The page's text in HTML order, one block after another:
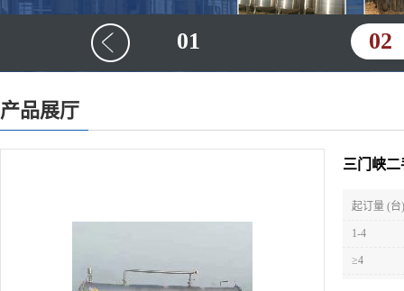
01 02
产品展厅
三门峡
起订量 (台)
1-4
≥4